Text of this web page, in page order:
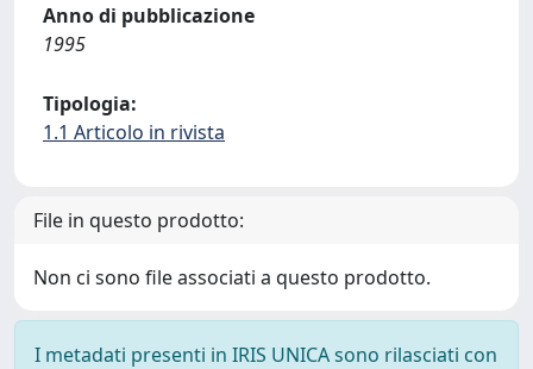
Anno di pubblicazione
1995
Tipologia:
1.1 Articolo in rivista
File in questo prodotto:
Non ci sono file associati a questo prodotto.
I metadati presenti in IRIS UNICA sono rilasciati con